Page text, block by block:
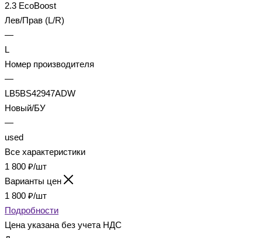
2.3 EcoBoost
Лев/Прав (L/R)
—
L
Номер производителя
—
LB5BS42947ADW
Новый/БУ
—
used
Все характеристики
1 800 ₽/шт
Варианты цен
1 800 ₽/шт
Подробности
Цена указана без учета НДС